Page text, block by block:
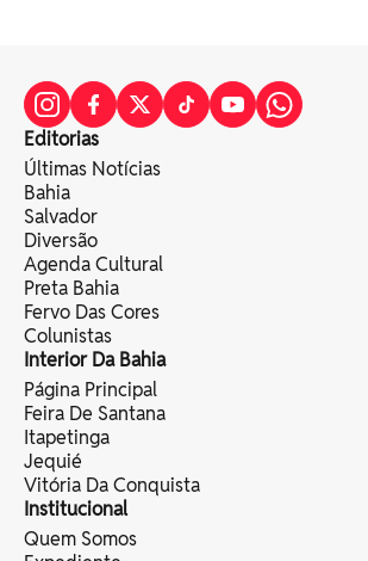
Editorias
Últimas Notícias
Bahia
Salvador
Diversão
Agenda Cultural
Preta Bahia
Fervo Das Cores
Colunistas
Interior Da Bahia
Página Principal
Feira De Santana
Itapetinga
Jequié
Vitória Da Conquista
Institucional
Quem Somos